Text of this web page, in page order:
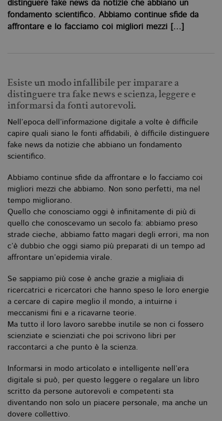
distinguere fake news da notizie che abbiano un
fondamento scientifico. Abbiamo continue sfide da
affrontare e lo facciamo coi migliori mezzi […]
Esiste un modo infallibile per imparare a
distinguere tra fake news e scienza, leggere e
informarsi da fonti autorevoli.
Nell’epoca dell’informazione digitale a volte è difficile
capire quali siano le fonti affidabili, è difficile distinguere
fake news da notizie che abbiano un fondamento
scientifico.
Abbiamo continue sfide da affrontare e lo facciamo coi
migliori mezzi che abbiamo. Non sono perfetti, ma nel
tempo migliorano.
Quello che conosciamo oggi è infinitamente di più di
quello che conoscevamo un secolo fa: abbiamo preso
strade cieche, abbiamo fatto magari degli errori, ma non
c’è dubbio che oggi siamo più preparati di un tempo ad
affrontare un’epidemia virale.
Se sappiamo più cose è anche grazie a migliaia di
ricercatrici e ricercatori che hanno speso le loro energie
a cercare di capire meglio il mondo, a intuirne i
meccanismi fini e a ricavarne teorie.
Ma tutto il loro lavoro sarebbe inutile se non ci fossero
scienziate e scienziati che poi scrivono libri per
raccontarci a che punto è la scienza.
Informarsi in modo articolato e intelligente nell’era
digitale si può, per questo leggere o regalare un libro
scritto da persone autorevoli e competenti sta
diventando non solo un piacere personale, ma anche un
dovere collettivo.